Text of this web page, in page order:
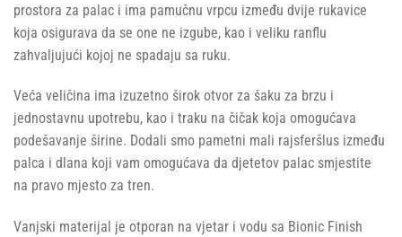
prostora za palac i ima pamučnu vrpcu između dvije rukavice
koja osigurava da se one ne izgube, kao i veliku ranflu
zahvaljujući kojoj ne spadaju sa ruku.
Veća veličina ima izuzetno širok otvor za šaku za brzu i
jednostavnu upotrebu, kao i traku na čičak koja omogućava
podešavanje širine. Dodali smo pametni mali rajsferšlus između
palca i dlana koji vam omogućava da djetetov palac smjestite
na pravo mjesto za tren.
Vanjski materijal je otporan na vjetar i vodu sa Bionic Finish